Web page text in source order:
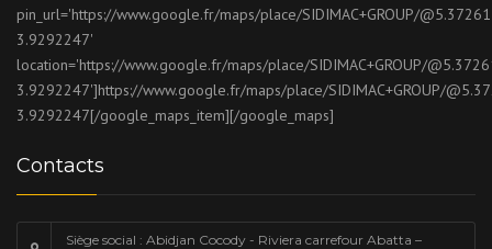
pin_url='https://www.google.fr/maps/place/SIDIMAC+GROUP/
3.9292247'
location='https://www.google.fr/maps/place/SIDIMAC+GROUP/
3.9292247']https://www.google.fr/maps/place/SIDIMAC+GROUP/
3.9292247[/google_maps_item][/google_maps]
Contacts
Siège social : Abidjan Cocody - Riviera carrefour Abatta –